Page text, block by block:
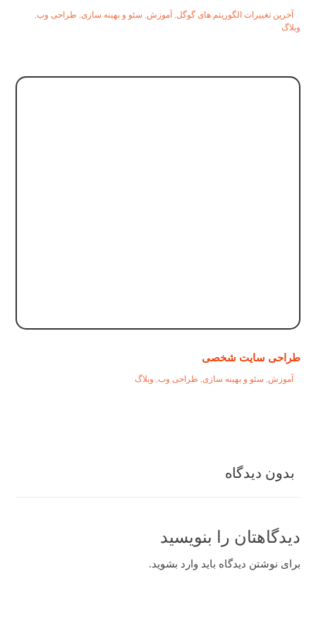
آخرین تغییرات الگوریتم های گوگل,آموزش, سئو و بهینه سازی, طراحی وب,
وبلاگ
طراحی سایت شخصی
آموزش سئو و بهینه سازی طراحی وب وبلاگ
بدون دیدگاه
دیدگاهتان را بنویسید
برای نوشتن دیدگاه باید وارد بشوید.